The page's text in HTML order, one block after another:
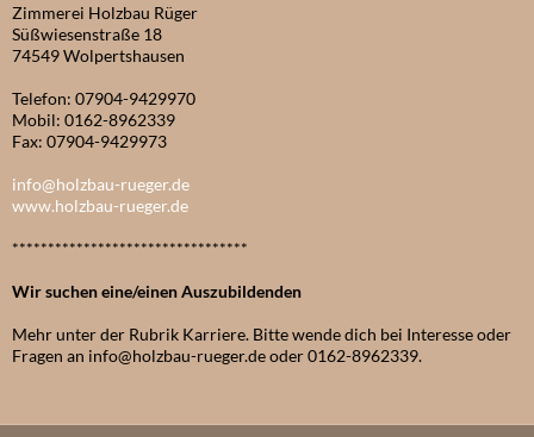
Zimmerei Holzbau Rüger
Süßwiesenstraße 18
74549 Wolpertshausen
Telefon: 07904-9429970
Mobil: 0162-8962339
Fax: 07904-9429973
info@holzbau-rueger.de
www.holzbau-rueger.de
*********************************
Wir suchen eine/einen Auszubildenden
Mehr unter der Rubrik Karriere. Bitte wende dich bei Interesse oder
Fragen an info@holzbau-rueger.de oder 0162-8962339.